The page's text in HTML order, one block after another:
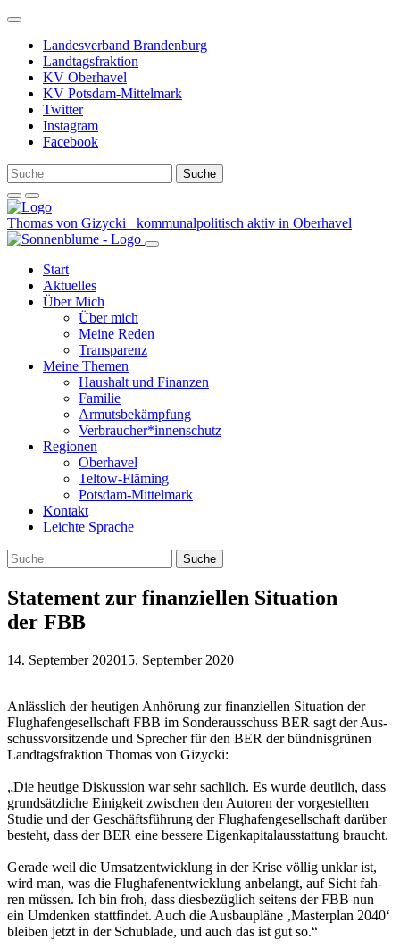
Weiter
Inhalt
Landesverband Brandenburg
Landtagsfraktion
KV Oberhavel
KV Potsdam-Mittelmark
Twitter
Instagram
Facebook
Thomas von Gizycki kommunalpolitisch aktiv in Oberhavel
Start
Aktuelles
Über Mich
Über mich
Meine Reden
Transparenz
Meine Themen
Haushalt und Finanzen
Familie
Armutsbekämpfung
Verbraucher*innenschutz
Regionen
Oberhavel
Teltow-Fläming
Potsdam-Mittelmark
Kontakt
Leichte Sprache
Statement zur finanziellen Situation
der FBB
14. September 202015. September 2020
Anläss­lich der heu­ti­gen Anhö­rung zur finan­zi­el­len Situa­tion der
Flug­ha­fen­ge­sell­schaft FBB im Son­der­aus­schuss BER sagt der Aus­
schuss­vor­sit­zende und Spre­cher für den BER der bünd­nis­grü­nen
Land­tags­frak­tion Tho­mas von Gizy­cki:
„Die heu­tige Dis­kus­sion war sehr sach­lich. Es wurde deut­lich, dass
grund­sätz­li­che Einig­keit zwi­schen den Autoren der vor­ge­stell­ten
Stu­die und der Geschäfts­füh­rung der Flug­ha­fen­ge­sell­schaft dar­über
besteht, dass der BER eine bes­sere Eigen­ka­pi­tal­aus­stat­tung braucht.
Gerade weil die Umsatz­ent­wick­lung in der Krise völ­lig unklar ist,
wird man, was die Flug­ha­fen­ent­wick­lung anbe­langt, auf Sicht fah­
ren müs­sen. Ich bin froh, dass dies­be­züg­lich sei­tens der FBB nun
ein Umden­ken statt­fin­det. Auch die Aus­bau­pläne ‚Mas­ter­plan 2040‘
blei­ben jetzt in der Schub­lade, und auch das ist gut so.“